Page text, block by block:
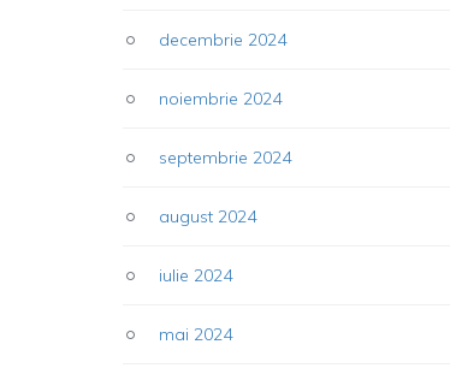
decembrie 2024
noiembrie 2024
septembrie 2024
august 2024
iulie 2024
mai 2024